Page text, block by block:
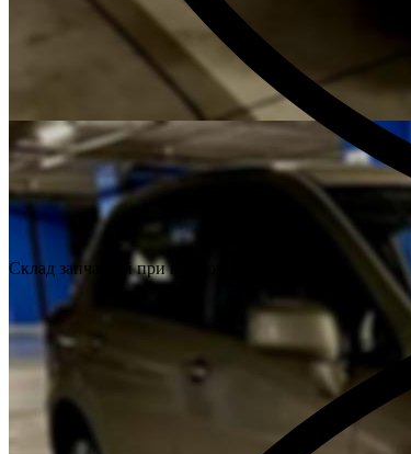
Склад запчастей при каждом техцентре